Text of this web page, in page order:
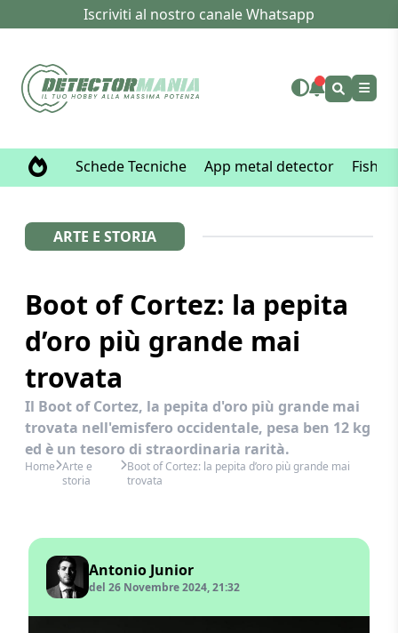
Iscriviti al nostro canale Whatsapp
Schede Tecniche App metal detector Fisher
ARTE E STORIA
Boot of Cortez: la pepita
d’oro più grande mai
trovata
Il Boot of Cortez, la pepita d'oro più grande mai
trovata nell'emisfero occidentale, pesa ben 12 kg
ed è un tesoro di straordinaria rarità.
Home Arte e
storia
Boot of Cortez: la pepita d’oro più grande mai
trovata
Antonio Junior
del 26 Novembre 2024, 21:32